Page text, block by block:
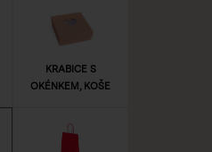
KRABICE S
OKÉNKEM, KOŠE